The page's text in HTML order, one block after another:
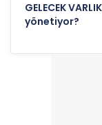
GELECEK
yönetiyor?